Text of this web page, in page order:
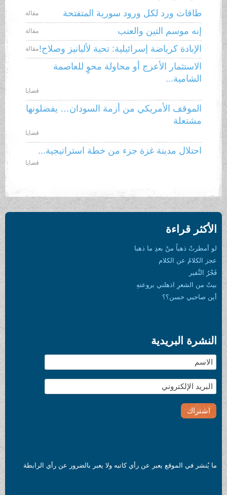
طاقات ورد لكل ورود سورية المتفتحة مقالة
إنه موسم التين والعنب مقالة
الإبادة كرياضة إسرائيلية: تحية لألبانيز وصلاح!مقالة
الاستثمار الأعرج أو محاولة محوٍ للعاصمة
الشامية...
قضايا
الموقف الأمريكي من أزمة السودان… يفضلونها
مشتعلة
قضايا
احتلال مدينة غزة جزء من خطة استراتيجية...
قضايا
الأكثر قراءة
لو أمطرتْ ذهباً منْ بعدِ ما ذهبا
عجز الكلامُ عن الكلام
فَجْرُ النَّفير
بيتٌ من الشعرِ اذهلني بروعتهِ
أين صاحبي حسن؟؟
النشرة البريدية
ما يُنشر في الموقع يعبر عن رأي كاتبه ولا يعبر بالضرور عن رأي الرابطة